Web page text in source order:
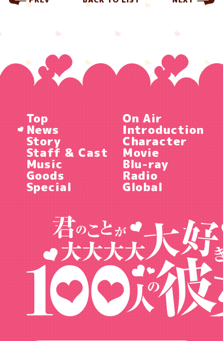
Top On Air
News Introduction
Story Character
Staff & Cast Movie
Music Blu-ray
Goods Radio
Special Global